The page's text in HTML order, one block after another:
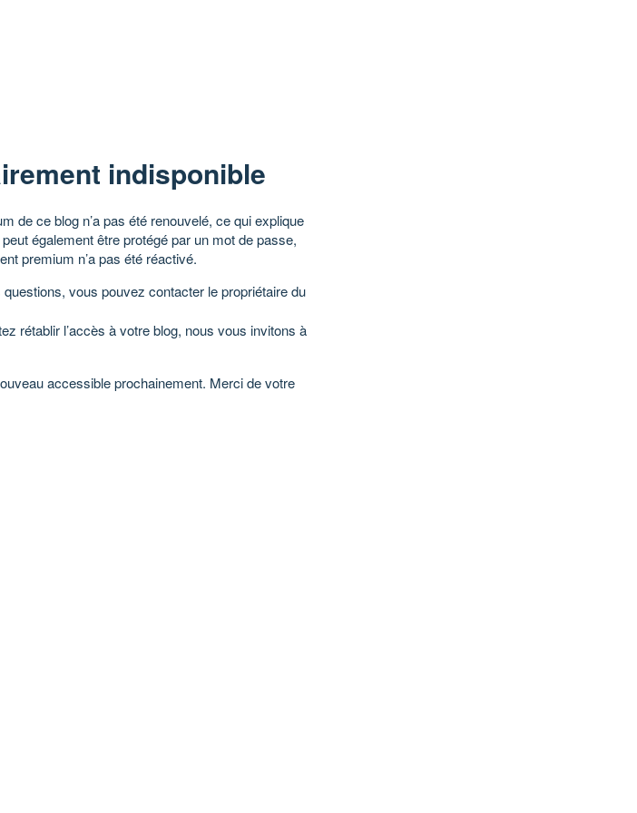
indisponible
de ce blog n’a pas été renouvelé, ce qui explique
également être protégé par un mot de passe,
premium n’a pas été réactivé.
vous pouvez contacter le propriétaire du
rétablir l’accès à votre blog, nous vous invitons à
accessible prochainement. Merci de votre